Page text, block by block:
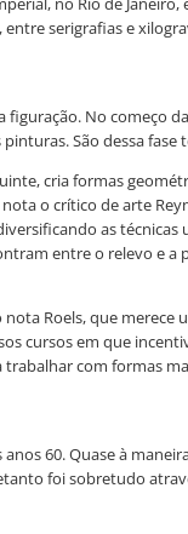
serigrafias e
No começo
São dessa
cria formas
o crítico de arte
as
entre o relevo
Roels, que
cursos em que
trabalhar com formas
60. Quase à
foi sobretudo